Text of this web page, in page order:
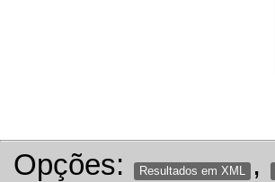
Opções: Resultados em XML ,